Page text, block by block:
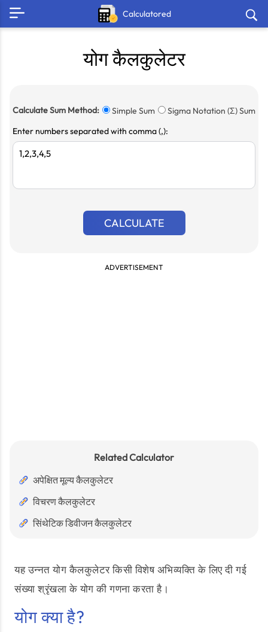
Calculatored
योग कैलकुलेटर
Calculate Sum Method: Simple Sum
Sigma Notation (Σ) Sum
Enter numbers separated with comma (,):
CALCULATE
ADVERTISEMENT
Related Calculator
अपेक्षित मूल्य कैलकुलेटर
विचरण कैलकुलेटर
सिंथेटिक डिवीजन कैलकुलेटर
यह उन्नत योग कैलकुलेटर किसी विशेष अभिव्यक्ति के लिए दी गई
संख्या श्रृंखला के योग की गणना करता है।
योग क्या है?